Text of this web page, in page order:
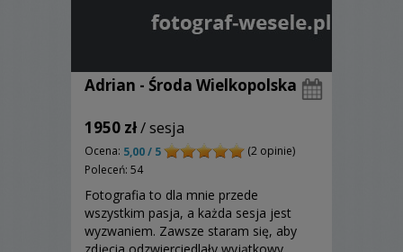
Adrian - Środa Wielkopolska
1950 zł/ sesja
Ocena: 5,00 / 5
(2 opinie)
Poleceń: 54
Fotografia to dla mnie przede
wszystkim pasja, a każda sesja jest
wyzwaniem. Zawsze staram się, aby